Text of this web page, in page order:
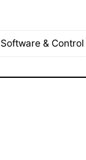
Software & Control